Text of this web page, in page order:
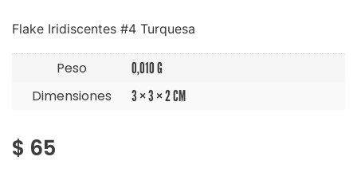
Flake Iridiscentes #4 Turquesa
Peso 0,010 G
Dimensiones 3 × 3 × 2 CM
$ 65